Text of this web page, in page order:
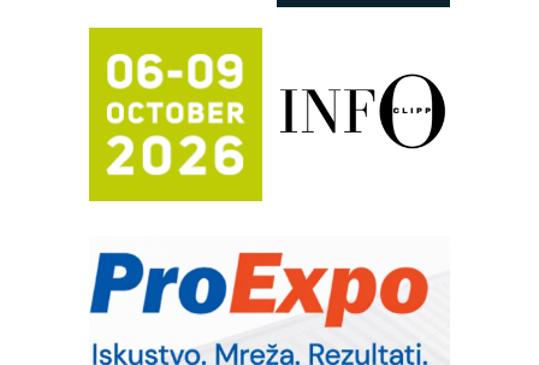
FANUC: Najbolje za vašu pametnu
automatizaciju
Efikasno upravljanje energijom
Automatizacija pakovanja · Display
(Shelf-Ready) omotnice
Potpuna efikasnost bez složenih
Trajna oznaka kao dugoročna korist
Bezbednost na prvom mestu!
IB BLUMENAUER - više od 40 godina
poverenja u industriji